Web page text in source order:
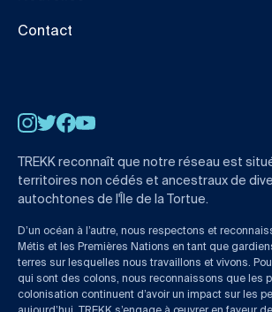
Contact
Instagram
Twitter
Facebook
TREKK reconnaît que notre réseau est
territoires non cédés et ancestraux de
autochtones de l'Île de la Tortue.
D’un océan à l’autre, nous respectons et
Métis et les Premières Nations en tant que
terres sur lesquelles nous travaillons et vivons.
qui sont des colons, nous reconnaissons que les
colonisation continuent d’avoir un impact sur les